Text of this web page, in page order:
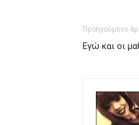
Προηγούμενο
Εγώ και οι